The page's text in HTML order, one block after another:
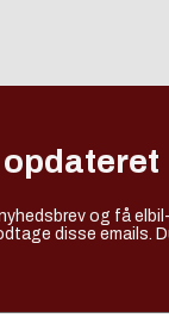
og få
disse emails.